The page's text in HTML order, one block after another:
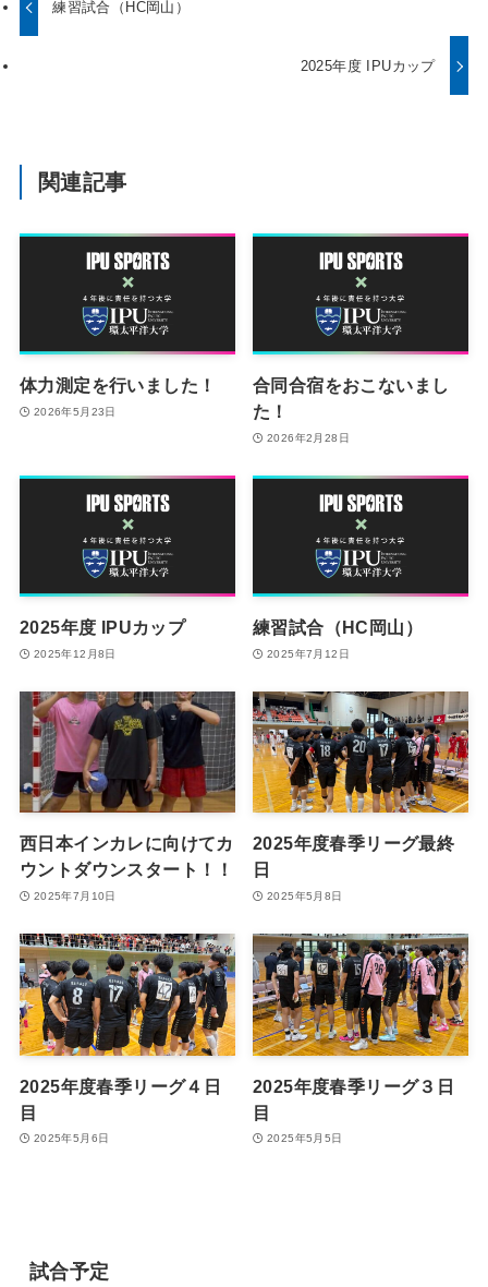
練習試合（HC岡山）
2025年度 IPUカップ
関連記事
体力測定を行いました！
2026年5月23日
合同合宿をおこないまし
た！
2026年2月28日
2025年度 IPUカップ
2025年12月8日
練習試合（HC岡山）
2025年7月12日
西日本インカレに向けてカ
ウントダウンスタート！！
2025年7月10日
2025年度春季リーグ最終
日
2025年5月8日
2025年度春季リーグ４日
目
2025年5月6日
2025年度春季リーグ３日
目
2025年5月5日
試合予定